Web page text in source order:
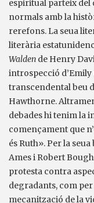
espiritual parteix del
normals amb la
rerefons. La seua
literària
Walden de Henry
introspecció
transcendental beu
Hawthorne.
debades hi tenim la
començament que
és Ruth». Per la
Ames i Robert
protesta contra
degradants, com
mecanització de la